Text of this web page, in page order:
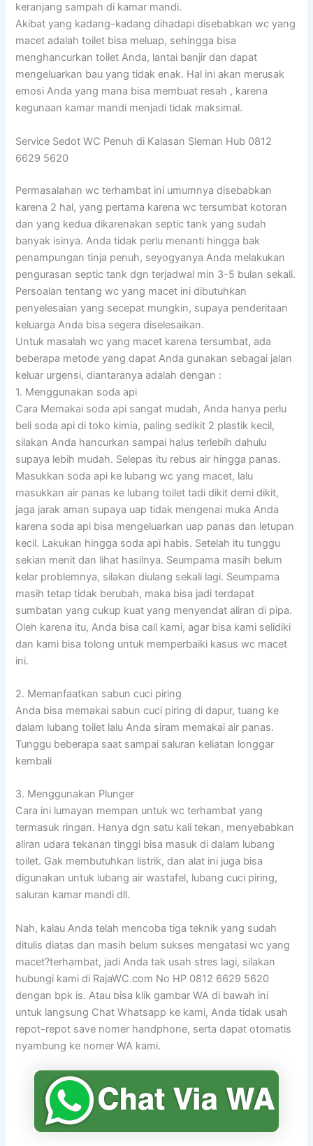
keranjang sampah di kamar mandi.
Akibat yang kadang-kadang dihadapi disebabkan wc yang
macet adalah toilet bisa meluap, sehingga bisa
menghancurkan toilet Anda, lantai banjir dan dapat
mengeluarkan bau yang tidak enak. Hal ini akan merusak
emosi Anda yang mana bisa membuat resah , karena
kegunaan kamar mandi menjadi tidak maksimal.
Service Sedot WC Penuh di Kalasan Sleman Hub 0812
6629 5620
Permasalahan wc terhambat ini umumnya disebabkan
karena 2 hal, yang pertama karena wc tersumbat kotoran
dan yang kedua dikarenakan septic tank yang sudah
banyak isinya. Anda tidak perlu menanti hingga bak
penampungan tinja penuh, seyogyanya Anda melakukan
pengurasan septic tank dgn terjadwal min 3-5 bulan sekali.
Persoalan tentang wc yang macet ini dibutuhkan
penyelesaian yang secepat mungkin, supaya penderitaan
keluarga Anda bisa segera diselesaikan.
Untuk masalah wc yang macet karena tersumbat, ada
beberapa metode yang dapat Anda gunakan sebagai jalan
keluar urgensi, diantaranya adalah dengan :
1. Menggunakan soda api
Cara Memakai soda api sangat mudah, Anda hanya perlu
beli soda api di toko kimia, paling sedikit 2 plastik kecil,
silakan Anda hancurkan sampai halus terlebih dahulu
supaya lebih mudah. Selepas itu rebus air hingga panas.
Masukkan soda api ke lubang wc yang macet, lalu
masukkan air panas ke lubang toilet tadi dikit demi dikit,
jaga jarak aman supaya uap tidak mengenai muka Anda
karena soda api bisa mengeluarkan uap panas dan letupan
kecil. Lakukan hingga soda api habis. Setelah itu tunggu
sekian menit dan lihat hasilnya. Seumpama masih belum
kelar problemnya, silakan diulang sekali lagi. Seumpama
masih tetap tidak berubah, maka bisa jadi terdapat
sumbatan yang cukup kuat yang menyendat aliran di pipa.
Oleh karena itu, Anda bisa call kami, agar bisa kami selidiki
dan kami bisa tolong untuk memperbaiki kasus wc macet
ini.
2. Memanfaatkan sabun cuci piring
Anda bisa memakai sabun cuci piring di dapur, tuang ke
dalam lubang toilet lalu Anda siram memakai air panas.
Tunggu beberapa saat sampai saluran keliatan longgar
kembali
3. Menggunakan Plunger
Cara ini lumayan mempan untuk wc terhambat yang
termasuk ringan. Hanya dgn satu kali tekan, menyebabkan
aliran udara tekanan tinggi bisa masuk di dalam lubang
toilet. Gak membutuhkan listrik, dan alat ini juga bisa
digunakan untuk lubang air wastafel, lubang cuci piring,
saluran kamar mandi dll.
Nah, kalau Anda telah mencoba tiga teknik yang sudah
ditulis diatas dan masih belum sukses mengatasi wc yang
macet?terhambat, jadi Anda tak usah stres lagi, silakan
hubungi kami di RajaWC.com No HP 0812 6629 5620
dengan bpk is. Atau bisa klik gambar WA di bawah ini
untuk langsung Chat Whatsapp ke kami, Anda tidak usah
repot-repot save nomer handphone, serta dapat otomatis
nyambung ke nomer WA kami.